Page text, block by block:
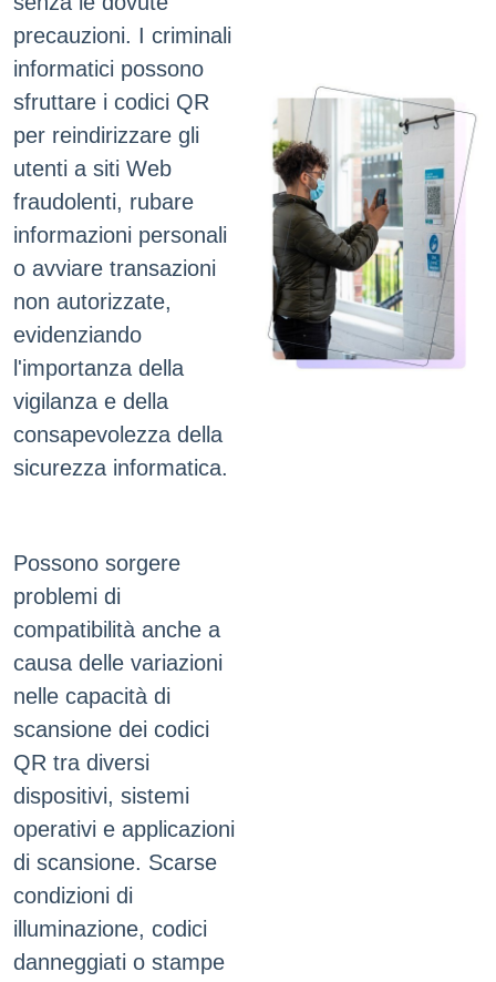
precauzioni. I criminali
informatici possono
sfruttare i codici QR
per reindirizzare gli
utenti a siti Web
fraudolenti, rubare
informazioni personali
o avviare transazioni
non autorizzate,
evidenziando
l'importanza della
vigilanza e della
consapevolezza della
sicurezza informatica.
Possono sorgere
problemi di
compatibilità anche a
causa delle variazioni
nelle capacità di
scansione dei codici
QR tra diversi
dispositivi, sistemi
operativi e applicazioni
di scansione. Scarse
condizioni di
illuminazione, codici
danneggiati o stampe